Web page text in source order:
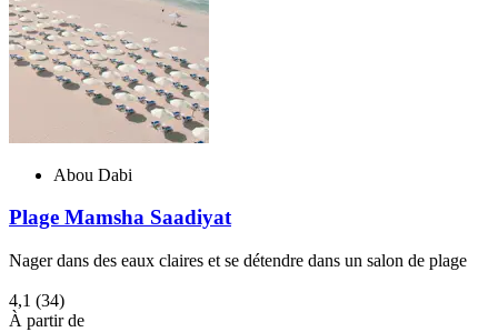
Abou Dabi
Plage Mamsha Saadiyat
Nager dans des eaux claires et se détendre dans un salon de plage
4,1 (34)
À partir de